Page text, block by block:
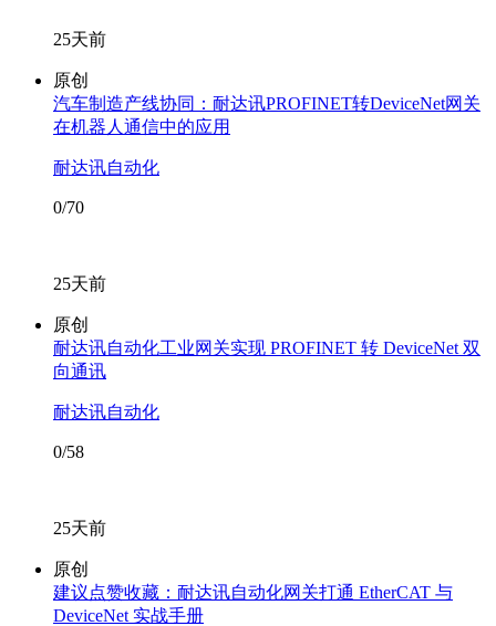
25天前
原创
汽车制造产线协同：耐达讯PROFINET转DeviceNet网关
在机器人通信中的应用
耐达讯自动化
0/70
25天前
原创
耐达讯自动化工业网关实现 PROFINET 转 DeviceNet 双
向通讯
耐达讯自动化
0/58
25天前
原创
建议点赞收藏：耐达讯自动化网关打通 EtherCAT 与
DeviceNet 实战手册